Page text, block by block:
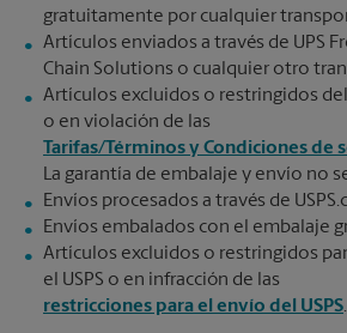
gratuitamente por cualquier
Artículos enviados a través de UPS
Chain Solutions o cualquier otro
Artículos excluidos o restringidos
o en violación de las
Tarifas/Términos y Condiciones de
La garantía de embalaje y envío no se
Envíos procesados a través de
Envíos embalados con el embalaje
Artículos excluidos o restringidos
el USPS o en infracción de las
restricciones para el envío del USPS.